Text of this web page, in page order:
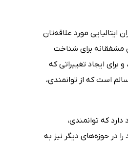
مورد علاقه‌تان
مشفقانه برای شناخت
برای ایجاد تغییراتی که
است که از توانمندی،
که توانمندی،
در حوزه‌های دیگر نیز به